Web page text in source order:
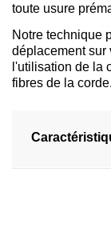
toute usure
Notre technique
déplacement sur
l'utilisation de la
fibres de la corde.